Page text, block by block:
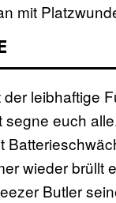
mit
leibhaftige
segne euch
wieder brüllt
Butler